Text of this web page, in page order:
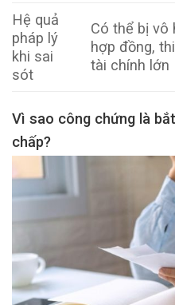
Hệ quả
pháp lý
khi sai
sót
Có thể bị vô
hợp đồng,
tài chính lớn
Vì sao công chứng là
chấp?